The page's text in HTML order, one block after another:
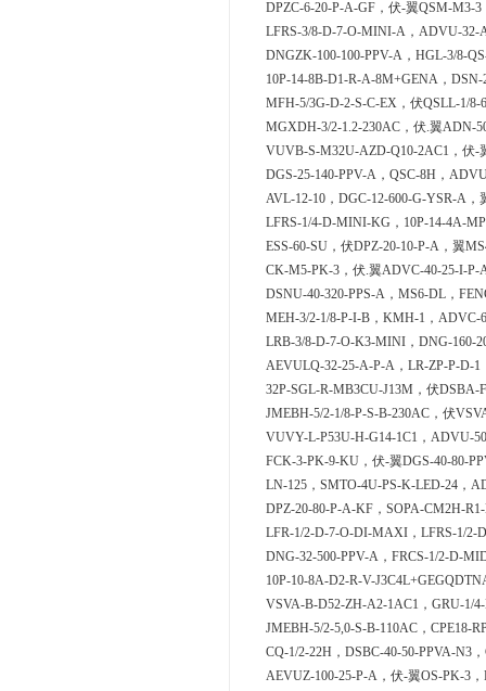
DPZC-6-20-P-A-GF，伏-翼QSM-M3-3
LFRS-3/8-D-7-O-MINI-A，ADVU-32-
DNGZK-100-100-PPV-A，HGL-3/8-
10P-14-8B-D1-R-A-8M+GENA，
MFH-5/3G-D-2-S-C-EX，伏QSLL-1/8-
MGXDH-3/2-1.2-230AC，伏.翼ADN-
VUVB-S-M32U-AZD-Q10-2AC1，伏-
DGS-25-140-PPV-A，QSC-8H，
AVL-12-10，DGC-12-600-G-YSR-A，
LFRS-1/4-D-MINI-KG，10P-14-4A-
ESS-60-SU，伏DPZ-20-10-P-A，翼
CK-M5-PK-3，伏.翼ADVC-40-25-I-P-
DSNU-40-320-PPS-A，MS6-DL，
MEH-3/2-1/8-P-I-B，KMH-1，ADVC-
LRB-3/8-D-7-O-K3-MINI，DNG-160-
AEVULQ-32-25-A-P-A，LR-ZP-P-D-1
32P-SGL-R-MB3CU-J13M，伏DSBA-
JMEBH-5/2-1/8-P-S-B-230AC，伏
VUVY-L-P53U-H-G14-1C1，ADVU-
FCK-3-PK-9-KU，伏-翼DGS-40-80-
LN-125，SMTO-4U-PS-K-LED-24，
DPZ-20-80-P-A-KF，SOPA-CM2H-
LFR-1/2-D-7-O-DI-MAXI，LFRS-1/2-
DNG-32-500-PPV-A，FRCS-1/2-D-
10P-10-8A-D2-R-V-
VSVA-B-D52-ZH-A2-1AC1，GRU-1/
JMEBH-5/2-5,0-S-B-110AC，CPE18-
CQ-1/2-22H，DSBC-40-50-PPVA-N3
AEVUZ-100-25-P-A，伏-翼OS-PK-3